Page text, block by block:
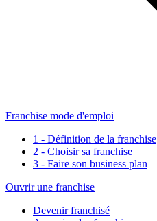
Franchise mode d'emploi
1 - Définition de la franchise
2 - Choisir sa franchise
3 - Faire son business plan
Ouvrir une franchise
Devenir franchisé